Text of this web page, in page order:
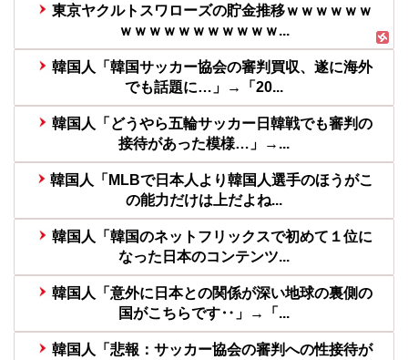
東京ヤクルトスワローズの貯金推移ｗｗｗｗｗｗ
ｗｗｗｗｗｗｗｗｗｗｗ...
韓国人「韓国サッカー協会の審判買収、遂に海外
でも話題に…」→「20...
韓国人「どうやら五輪サッカー日韓戦でも審判の
接待があった模様…」→...
韓国人「MLBで日本人より韓国人選手のほうがこ
の能力だけは上だよね...
韓国人「韓国のネットフリックスで初めて１位に
なった日本のコンテンツ...
韓国人「意外に日本との関係が深い地球の裏側の
国がこちらです‥」→「...
韓国人「悲報：サッカー協会の審判への性接待が